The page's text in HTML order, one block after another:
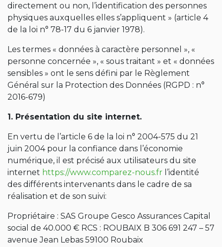
directement ou non, l’identification des personnes
physiques auxquelles elles s’appliquent » (article 4
de la loi n° 78-17 du 6 janvier 1978).
Les termes « données à caractère personnel », «
personne concernée », « sous traitant » et « données
sensibles » ont le sens défini par le Règlement
Général sur la Protection des Données (RGPD : n°
2016-679)
1. Présentation du site internet.
En vertu de l’article 6 de la loi n° 2004-575 du 21
juin 2004 pour la confiance dans l’économie
numérique, il est précisé aux utilisateurs du site
internet https://www.comparez-nous.fr l’identité
des différents intervenants dans le cadre de sa
réalisation et de son suivi:
Propriétaire : SAS Groupe Gesco Assurances Capital
social de 40.000 € RCS : ROUBAIX B 306 691 247 – 57
avenue Jean Lebas 59100 Roubaix